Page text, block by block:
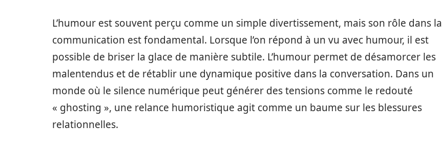
L’humour est souvent perçu comme un simple divertissement, mais son rôle dans la
communication est fondamental. Lorsque l’on répond à un vu avec humour, il est
possible de briser la glace de manière subtile. L’humour permet de désamorcer les
malentendus et de rétablir une dynamique positive dans la conversation. Dans un
monde où le silence numérique peut générer des tensions comme le redouté
« ghosting », une relance humoristique agit comme un baume sur les blessures
relationnelles.